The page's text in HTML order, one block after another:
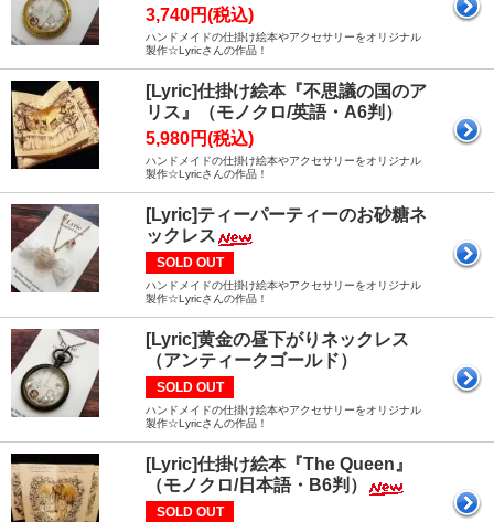
3,740円(税込)
ハンドメイドの仕掛け絵本やアクセサリーをオリジナル
製作☆Lyricさんの作品！
[Lyric]仕掛け絵本『不思議の国のア
リス』（モノクロ/英語・A6判）
5,980円(税込)
ハンドメイドの仕掛け絵本やアクセサリーをオリジナル
製作☆Lyricさんの作品！
[Lyric]ティーパーティーのお砂糖ネ
ックレス
SOLD OUT
ハンドメイドの仕掛け絵本やアクセサリーをオリジナル
製作☆Lyricさんの作品！
[Lyric]黄金の昼下がりネックレス
（アンティークゴールド）
SOLD OUT
ハンドメイドの仕掛け絵本やアクセサリーをオリジナル
製作☆Lyricさんの作品！
[Lyric]仕掛け絵本『The Queen』
（モノクロ/日本語・B6判）
SOLD OUT